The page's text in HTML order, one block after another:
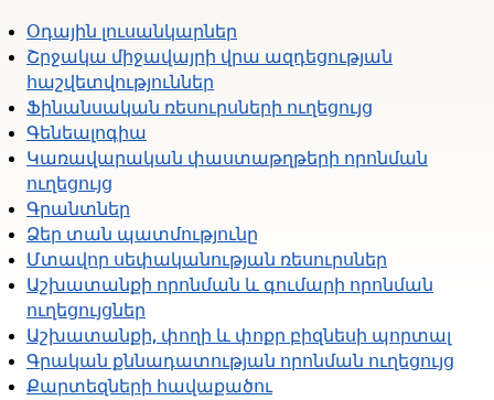
Օդային լուսանկարներ
Շրջակա միջավայրի վրա ազդեցության
հաշվետվություններ
Ֆինանսական ռեսուրսների ուղեցույց
Գենեալոգիա
Կառավարական փաստաթղթերի որոնման
ուղեցույց
Գրանտներ
Ձեր տան պատմությունը
Մտավոր սեփականության ռեսուրսներ
Աշխատանքի որոնման և գումարի որոնման
ուղեցույցներ
Աշխատանքի, փողի և փոքր բիզնեսի պորտալ
Գրական քննադատության որոնման ուղեցույց
Քարտեզների հավաքածու